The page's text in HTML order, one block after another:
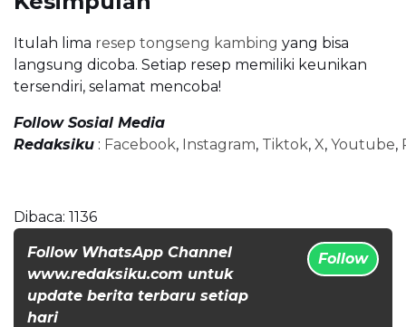
Itulah lima resep tongseng kambing yang bisa
langsung dicoba. Setiap resep memiliki keunikan
tersendiri, selamat mencoba!
Follow Sosial Media
Redaksiku : Facebook, Instagram, Tiktok, X, Youtube,
Dibaca: 1136
Follow WhatsApp Channel
www.redaksiku.com untuk
update berita terbaru setiap
hari
Follow